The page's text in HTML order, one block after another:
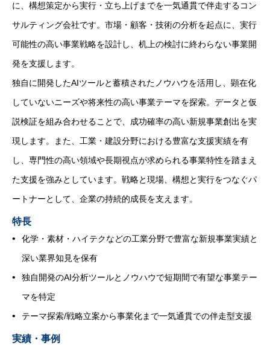
に、構想策定から実行・立ち上げまでを一気通貫で伴走するコン
サルティング会社です。市場・顧客・技術の分析を起点に、実行
可能性の高い事業戦略を設計し、机上の検討に終わらない事業開
発を支援します。
独自に開発したAIツールと蓄積されたノウハウを活用し、顕在化
していないニーズや将来性の高い事業テーマを探索。データと仮
説検証を組み合わせることで、成功確率の高い新規事業創出を実
現します。また、工業・建設分野における豊富な支援実績を有
し、専門性の高い領域や長期視点が求められる事業特性を踏まえ
た支援を強みとしています。戦略と現場、構想と実行をつなぐパ
ートナーとして、企業の持続的成長を支えます。
特長
化学・素材・ハイテクなどの工業分野で豊富な新規事業実績と
深い業界知見を保有
独自開発のAI分析ツールとノウハウで短期間で有望な事業テー
マを特定
テーマ探索/戦略立案から事業化まで一気通貫での伴走型支援
実績・事例